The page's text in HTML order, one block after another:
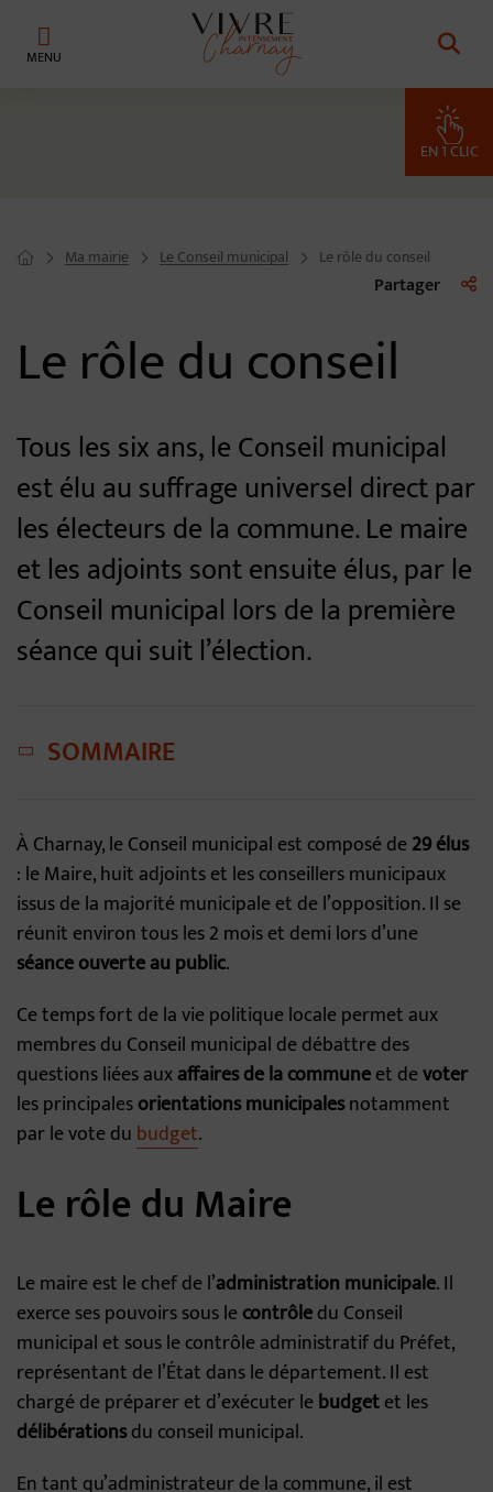
Retour à l'accueil
EN 1 CLIC
Page d'accueil du site
Ma mairie Le Conseil municipal Le rôle du conseil
Partager
Le rôle du conseil
Tous les six ans, le Conseil municipal
est élu au suffrage universel direct par
les électeurs de la commune. Le maire
et les adjoints sont ensuite élus, par le
Conseil municipal lors de la première
séance qui suit l’élection.
SOMMAIRE
À Charnay, le Conseil municipal est composé de29 élus
: le Maire, huit adjoints et les conseillers municipaux
issus de la majorité municipale et de l’opposition. Il se
réunit environ tous les 2 mois et demi lors d’une
séance ouverte au public.
Ce temps fort de la vie politique locale permet aux
membres du Conseil municipal de débattre des
questions liées auxaffaires de la communeet devoter
les principalesorientations municipalesnotamment
par le vote du budget.
Le rôle du Maire
Le maire est le chef de l’administration municipale. Il
exerce ses pouvoirs sous lecontrôledu Conseil
municipal et sous le contrôle administratif du Préfet,
représentant de l’État dans le département. Il est
chargé de préparer et d’exécuter lebudgetet les
délibérationsdu conseil municipal.
En tant qu’administrateur de la commune, il est